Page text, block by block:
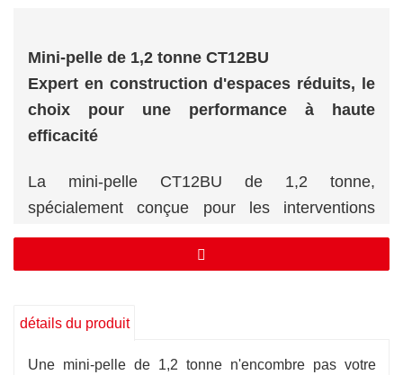
Mini-pelle de 1,2 tonne CT12BU
Expert en construction d'espaces réduits, le
choix pour une performance à haute
efficacité
La mini-pelle CT12BU de 1,2 tonne,
spécialement conçue pour les interventions
dans les espaces restreints, est un partenaire
idéal pour des secteurs tels que la construction,
l'entretien des espaces verts. Grâce à sa
ses performances élevées et sa configuration
détails du produit
Une mini-pelle de 1,2 tonne n'encombre pas votre